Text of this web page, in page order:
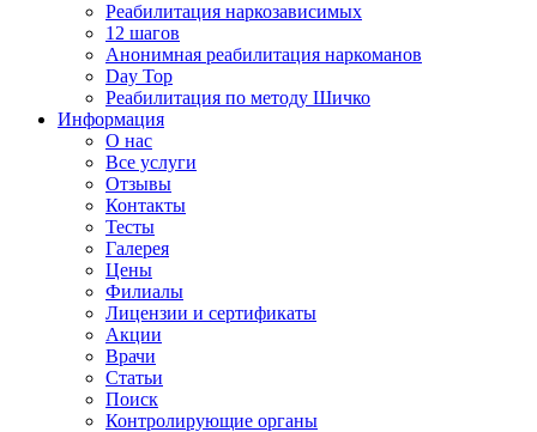
Реабилитация наркозависимых
12 шагов
Анонимная реабилитация наркоманов
Day Top
Реабилитация по методу Шичко
Информация
О нас
Все услуги
Отзывы
Контакты
Тесты
Галерея
Цены
Филиалы
Лицензии и сертификаты
Акции
Врачи
Статьи
Поиск
Контролирующие органы